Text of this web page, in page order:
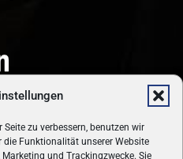
zu verbessern, benutzen wir
Funktionalität unserer Website
und Trackingzwecke. Sie